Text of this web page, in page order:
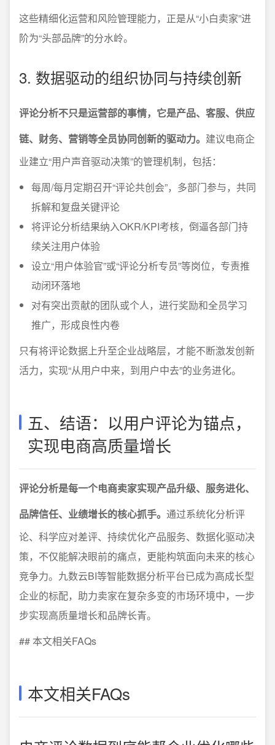
这些精细化运营和风险管理能力，正是从“小白卖家”进
阶为“头部品牌”的分水岭。
3. 数据驱动的组织协同与持续创新
评论分析不只是运营部的事情，它是产品、客服、供应
链、财务、营销等全员协同创新的驱动力。 建议电商企
业建立“用户声音驱动决策”的管理机制，包括：
每周/每月定期召开“评论共创会”，多部门参与，共同
拆解和复盘关键评论
将评论分析结果纳入OKR/KPI考核，倒逼各部门持
续关注用户体验
设立“用户体验官”或“评论分析专员”等岗位，专责推
动闭环落地
对有突出贡献的团队或个人，进行奖励和全员学习
推广，形成良性内卷
只有将评论数据上升至企业战略层，才能不断激发创新
活力，实现“从用户中来，到用户中去”的业务进化。
五、结语：以用户评论为锚点，
实现电商高质量增长
评论分析是每一个电商卖家实现产品升级、服务进化、
品牌信任、业绩增长的核心抓手。 通过系统化分析评
论、科学应对差评、持续优化产品服务、数据化驱动决
策，不仅能解决眼前的痛点，更能构筑面向未来的核心
竞争力。九数云BI等智能数据分析平台已成为高成长型
企业的标配，助力卖家在复杂多变的市场环境中，一步
步实现高质量增长和品牌长青。
## 本文相关FAQs
本文相关FAQs